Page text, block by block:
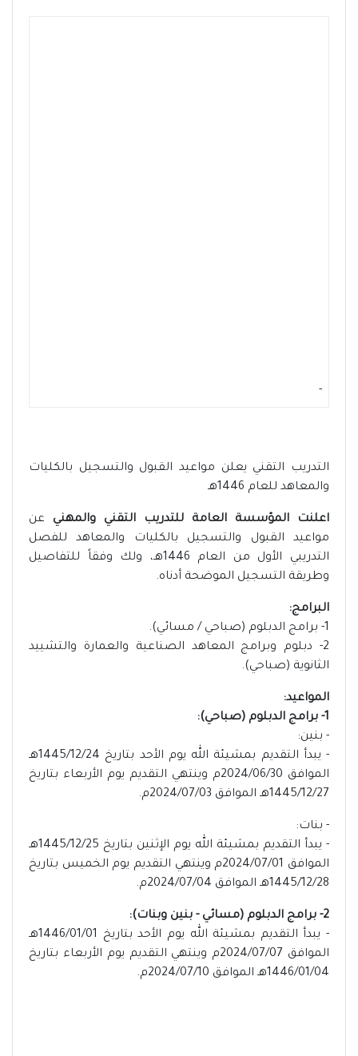
-
التدريب التقني يعلن مواعيد القبول والتسجيل بالكليات
والمعاهد للعام 1446هـ
اعلنت المؤسسة العامة للتدريب التقني والمهني عن
مواعيد القبول والتسجيل بالكليات والمعاهد للفصل
التدريبي الأول من العام 1446هـ، ولك وفقاً للتفاصيل
وطريقة التسجيل الموضحة أدناه.
البرامج:
1- برامج الدبلوم (صباحي / مسائي).
2- دبلوم وبرامج المعاهد الصناعية والعمارة والتشييد
الثانوية (صباحي).
المواعيد:
1- برامج الدبلوم (صباحي):
- بنين:
- يبدأ التقديم بمشيئة الله يوم الأحد بتاريخ 1445/12/24هـ
الموافق 2024/06/30م وينتهي التقديم يوم الأربعاء بتاريخ
1445/12/27هـ الموافق 2024/07/03م.
- بنات:
- يبدأ التقديم بمشيئة الله يوم الإثنين بتاريخ 1445/12/25هـ
الموافق 2024/07/01م وينتهي التقديم يوم الخميس بتاريخ
1445/12/28هـ الموافق 2024/07/04م.
2- برامج الدبلوم (مسائي - بنين وبنات):
- يبدأ التقديم بمشيئة الله يوم الأحد بتاريخ 1446/01/01هـ
الموافق 2024/07/07م وينتهي التقديم يوم الأربعاء بتاريخ
1446/01/04هـ الموافق 2024/07/10م.